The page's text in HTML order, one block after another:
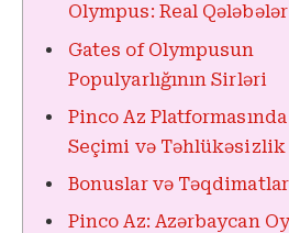
Olympus: Real Qələbələr
Gates of Olympusun
Populyarlığının Sirləri
Pinco Az
Seçimi və Təhlükəsizlik
Bonuslar və Təqdimatlar
Pinco Az: Azərbaycan